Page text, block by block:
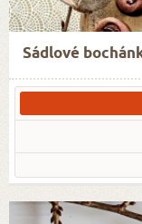
Sádlové